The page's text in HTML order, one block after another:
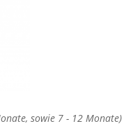
sowie 7 - 12 Monate)